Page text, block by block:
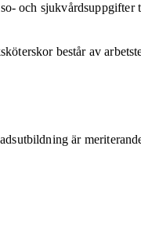
och sjukvårdsuppgifter
består av
är